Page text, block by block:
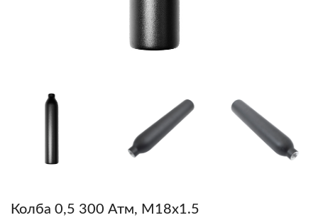
Колба 0,5 300 Атм, M18x1.5